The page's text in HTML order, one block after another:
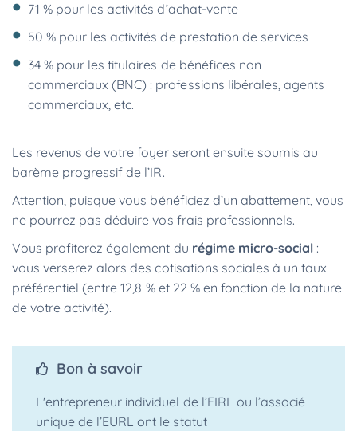
71 % pour les activités d’achat-vente
50 % pour les activités de prestation de services
34 % pour les titulaires de bénéfices non
commerciaux (BNC) : professions libérales, agents
commerciaux, etc.
Les revenus de votre foyer seront ensuite soumis au
barème progressif de l’IR.
Attention, puisque vous bénéficiez d’un abattement, vous
ne pourrez pas déduire vos frais professionnels.
Vous profiterez également du régime micro-social :
vous verserez alors des cotisations sociales à un taux
préférentiel (entre 12,8 % et 22 % en fonction de la nature
de votre activité).
Bon à savoir
L'entrepreneur individuel de l’EIRL ou l’associé
unique de l’EURL ont le statut